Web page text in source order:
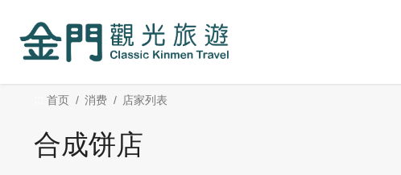
内
首页 消费 店家列表
合成饼店
分